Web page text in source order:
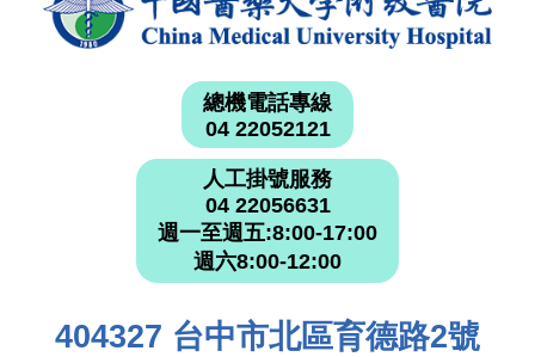
總機電話專線
04 22052121
人工掛號服務
04 22056631
週一至週五:8:00-17:00
週六8:00-12:00
404327 台中市北區育德路2號